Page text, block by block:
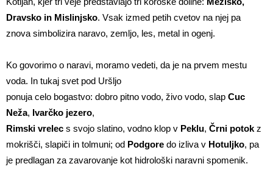
Dravsko in Mislinjsko. Vsak izmed petih cvetov na njej pa
znova simbolizira naravo, zemljo, les, metal in ogenj.
Ko govorimo o naravi, moramo vedeti, da je na prvem mestu
voda. In tukaj svet pod Uršljo
ponuja celo bogastvo: dobro pitno vodo, živo vodo, slap Cuc
Neža, Ivarčko jezero,
Rimski vrelec s svojo slatino, vodno klop v Peklu, Črni potok z
mokrišči, slapiči in tolmuni; od Podgore do izliva v Hotuljko, pa
je predlagan za zavarovanje kot hidrološki naravni spomenik.